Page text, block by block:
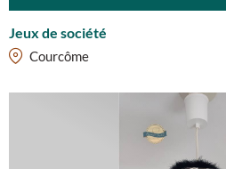
Jeux de société
Courcôme